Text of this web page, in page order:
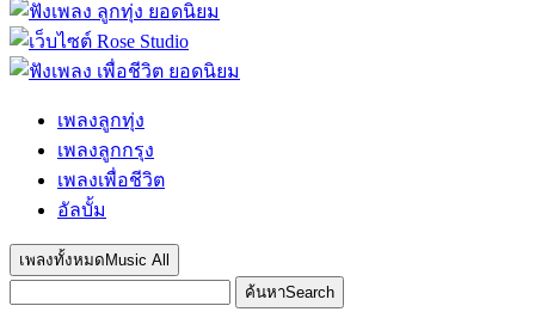
เพลงลูกทุ่ง
เพลงลูกกรุง
เพลงเพื่อชีวิต
อัลบั้ม
เพลงทั้งหมด Music All
ค้นหาSearch